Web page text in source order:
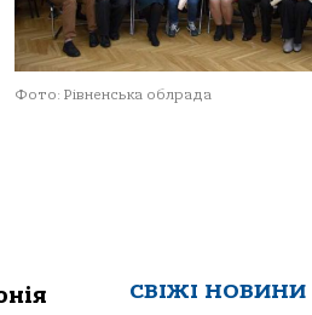
Фото: Рівненська облрада
СВІЖІ НОВИНИ